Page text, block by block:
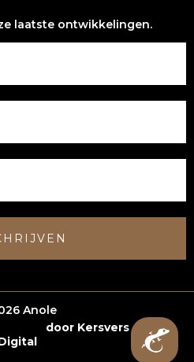
laatste ontwikkelingen.
Anole
door Kersvers